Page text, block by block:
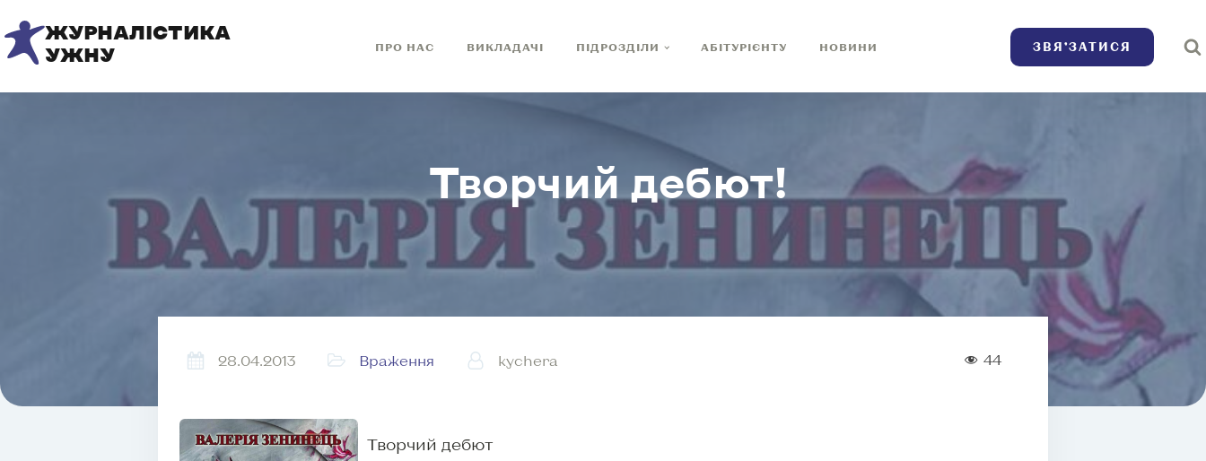
ЖУРНАЛІСТИКА
УЖНУ
ПРО НАС ВИКЛАДАЧІ ПІДРОЗДІЛИ АБІТУРІЄНТУ НОВИНИ ЗВЯ’ЗАТИСЯ
Творчий дебют!
28.04.2013 Враження kychera 44
Творчий дебют